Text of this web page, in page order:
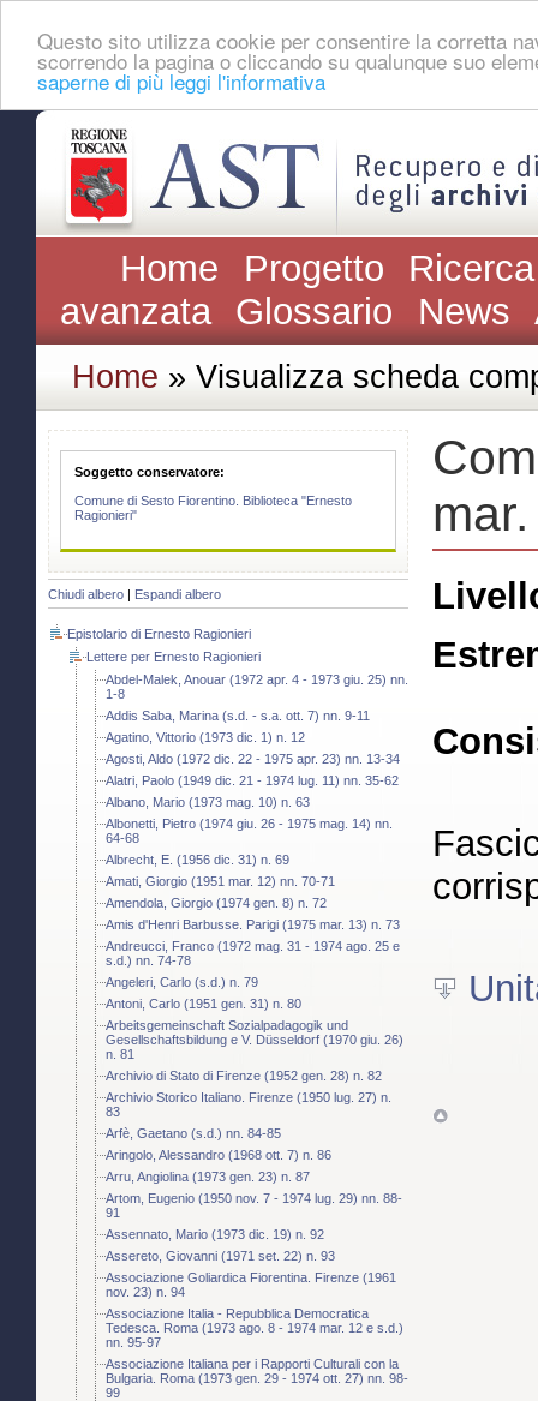
Questo sito utilizza cookie per consentire la corretta
scorrendo la pagina o cliccando su qualunque suo
saperne di più leggi l'informativa
Home Progetto
avanzata Glossario News
Home » Visualizza scheda
Soggetto conservatore:
Comune di Sesto Fiorentino. Biblioteca "Ernesto
Ragionieri"
Chiudi albero | Espandi albero
Epistolario di Ernesto Ragionieri
Lettere per Ernesto Ragionieri
Abdel-Malek, Anouar (1972 apr. 4 - 1973 giu. 25) nn.
1-8
Addis Saba, Marina (s.d. - s.a. ott. 7) nn. 9-11
Agatino, Vittorio (1973 dic. 1) n. 12
Agosti, Aldo (1972 dic. 22 - 1975 apr. 23) nn. 13-34
Alatri, Paolo (1949 dic. 21 - 1974 lug. 11) nn. 35-62
Albano, Mario (1973 mag. 10) n. 63
Albonetti, Pietro (1974 giu. 26 - 1975 mag. 14) nn.
64-68
Albrecht, E. (1956 dic. 31) n. 69
Amati, Giorgio (1951 mar. 12) nn. 70-71
Amendola, Giorgio (1974 gen. 8) n. 72
Amis d'Henri Barbusse. Parigi (1975 mar. 13) n. 73
Andreucci, Franco (1972 mag. 31 - 1974 ago. 25 e
s.d.) nn. 74-78
Angeleri, Carlo (s.d.) n. 79
Antoni, Carlo (1951 gen. 31) n. 80
Arbeitsgemeinschaft Sozialpadagogik und
Gesellschaftsbildung e V. Düsseldorf (1970 giu. 26)
n. 81
Archivio di Stato di Firenze (1952 gen. 28) n. 82
Archivio Storico Italiano. Firenze (1950 lug. 27) n.
83
Arfè, Gaetano (s.d.) nn. 84-85
Aringolo, Alessandro (1968 ott. 7) n. 86
Arru, Angiolina (1973 gen. 23) n. 87
Artom, Eugenio (1950 nov. 7 - 1974 lug. 29) nn. 88-
91
Assennato, Mario (1973 dic. 19) n. 92
Assereto, Giovanni (1971 set. 22) n. 93
Associazione Goliardica Fiorentina. Firenze (1961
nov. 23) n. 94
Associazione Italia - Repubblica Democratica
Tedesca. Roma (1973 ago. 8 - 1974 mar. 12 e s.d.)
nn. 95-97
Associazione Italiana per i Rapporti Culturali con la
Bulgaria. Roma (1973 gen. 29 - 1974 ott. 27) nn. 98-
99